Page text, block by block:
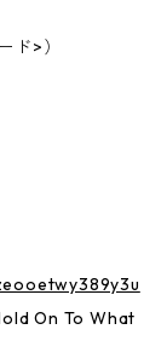
ド>）
On To What